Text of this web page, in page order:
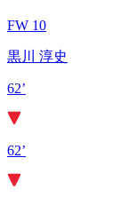
FW 10
黒川 淳史
62’
62’